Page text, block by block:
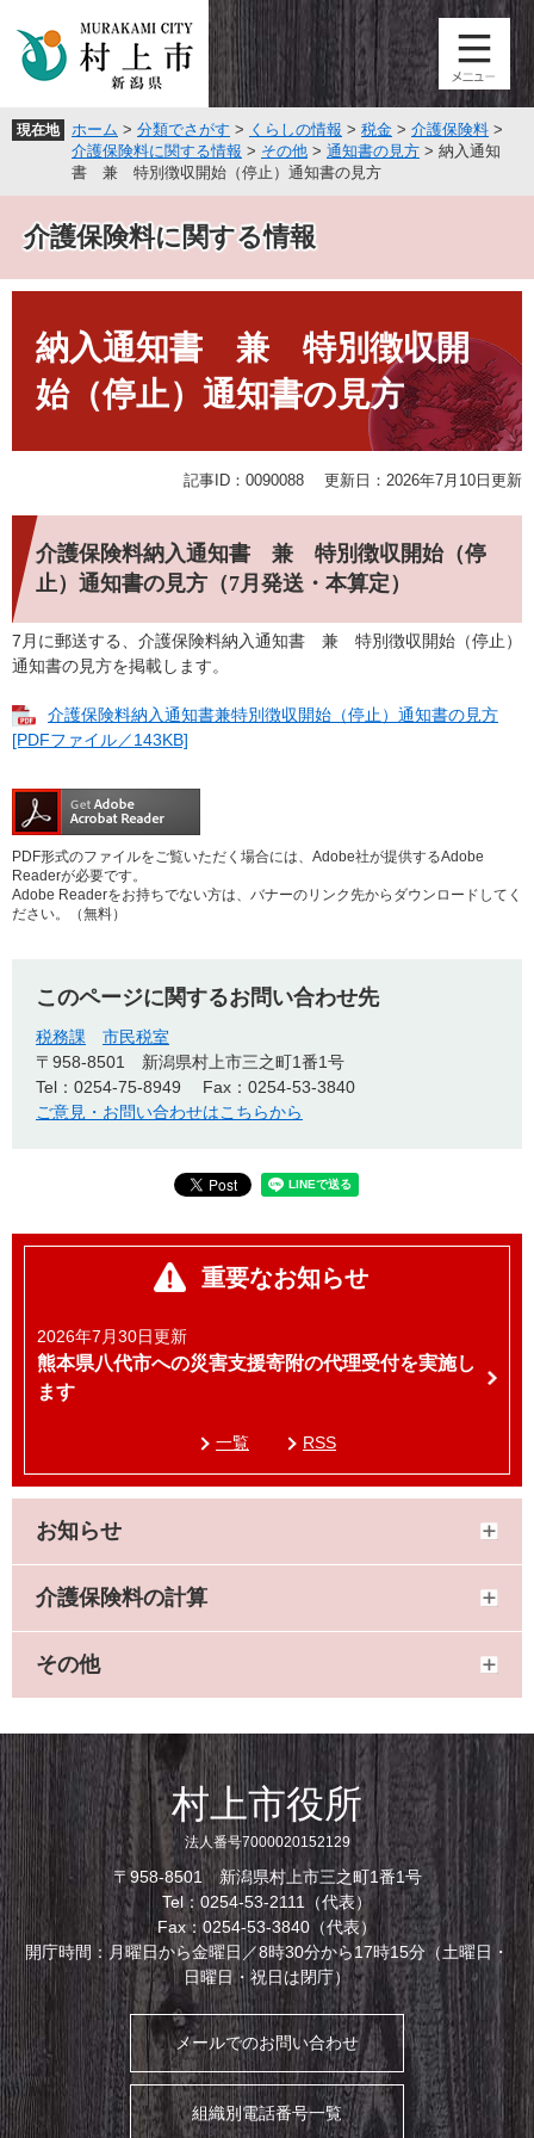
頭
飛
へ
現在地 ホーム > 分類でさがす > くらしの情報 > 税金 > 介護保険料 >
介護保険料に関する情報 > その他 > 通知書の見方 > 納入通知
書 兼 特別徴収開始（停止）通知書の見方
介護保険料に関する情報
納入通知書 兼 特別徴収開
始（停止）通知書の見方
記事ID：0090088 更新日：2026年7月10日更新
介護保険料納入通知書 兼 特別徴収開始（停
止）通知書の見方（7月発送・本算定）
7月に郵送する、介護保険料納入通知書 兼 特別徴収開始（停止）
通知書の見方を掲載します。
介護保険料納入通知書兼特別徴収開始（停止）通知書の見方
[PDFファイル／143KB]
PDF形式のファイルをご覧いただく場合には、Adobe社が提供するAdobe
Readerが必要です。
Adobe Readerをお持ちでない方は、バナーのリンク先からダウンロードしてく
ださい。（無料）
このページに関するお問い合わせ先
税務課
市民税室
〒958-8501
新潟県村上市三之町1番1号
Tel：0254-75-8949
Fax：0254-53-3840
ご意見・お問い合わせはこちらから
重要なお知らせ
2026年7月30日更新
熊本県八代市への災害支援寄附の代理受付を実施し
ます
一覧 RSS
お知らせ
介護保険料の計算
その他
村上市役所
法人番号7000020152129
〒958-8501 新潟県村上市三之町1番1号
Tel：0254-53-2111（代表）
Fax：0254-53-3840（代表）
開庁時間：月曜日から金曜日／8時30分から17時15分（土曜日・
日曜日・祝日は閉庁）
メールでのお問い合わせ
組織別電話番号一覧